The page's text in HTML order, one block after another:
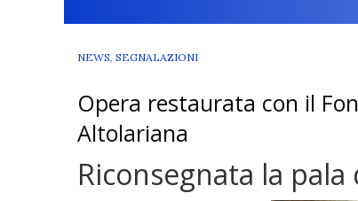
NEWS, SEGNALAZIONI
Opera restaurata con il
Altolariana
Riconsegnata la pala